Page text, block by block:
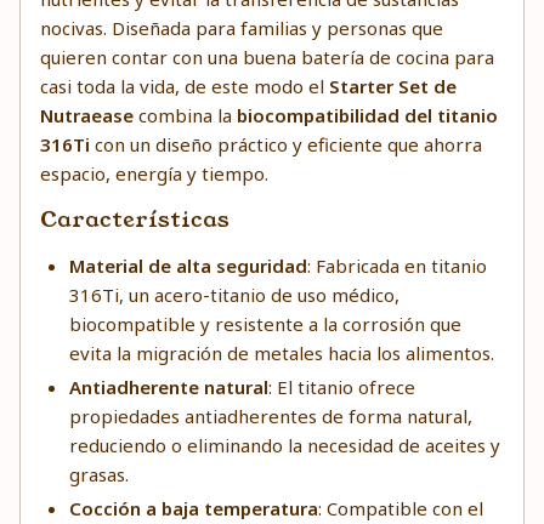
nocivas. Diseñada para familias y personas que
quieren contar con una buena batería de cocina para
casi toda la vida, de este modo el Starter Set de
Nutraease combina la biocompatibilidad del titanio
316Ti con un diseño práctico y eficiente que ahorra
espacio, energía y tiempo.
Características
Material de alta seguridad: Fabricada en titanio
316Ti, un acero-titanio de uso médico,
biocompatible y resistente a la corrosión que
evita la migración de metales hacia los alimentos.
Antiadherente natural: El titanio ofrece
propiedades antiadherentes de forma natural,
reduciendo o eliminando la necesidad de aceites y
grasas.
Cocción a baja temperatura: Compatible con el